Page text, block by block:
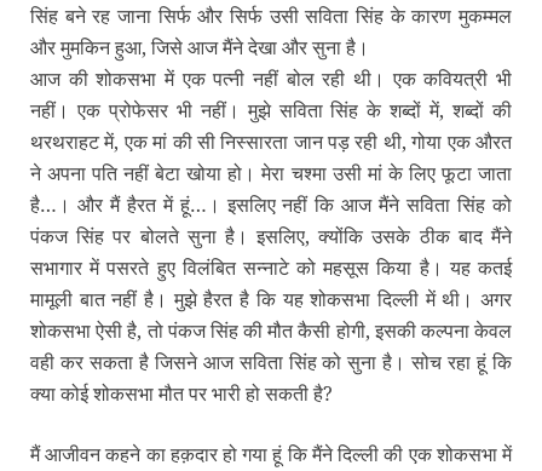
सिंह बने रह जाना सिर्फ और सिर्फ उसी सविता सिंह के कारण मुकम्‍मल
और मुमकिन हुआ, जिसे आज मैंने देखा और सुना है।
आज की शोकसभा में एक पत्‍नी नहीं बोल रही थी। एक कवियत्री भी
नहीं। एक प्रोफेसर भी नहीं। मुझे सविता सिंह के शब्‍दों में, शब्‍दों की
थरथराहट में, एक मां की सी निस्‍सारता जान पड़ रही थी, गोया एक औरत
ने अपना पति नहीं बेटा खोया हो। मेरा चश्‍मा उसी मां के लिए फूटा जाता
है…। और मैं हैरत में हूं…। इसलिए नहीं कि आज मैंने सविता सिंह को
पंकज सिंह पर बोलते सुना है। इसलिए, क्‍योंकि उसके ठीक बाद मैंने
सभागार में पसरते हुए विलंबित सन्‍नाटे को महसूस किया है। यह कतई
मामूली बात नहीं है। मुझे हैरत है कि यह शोकसभा दिल्‍ली में थी। अगर
शोकसभा ऐसी है, तो पंकज सिंह की मौत कैसी होगी, इसकी कल्‍पना केवल
वही कर सकता है जिसने आज सविता सिंह को सुना है। सोच रहा हूं कि
क्‍या कोई शोकसभा मौत पर भारी हो सकती है?
मैं आजीवन कहने का हक़दार हो गया हूं कि मैंने दिल्‍ली की एक शोकसभा में